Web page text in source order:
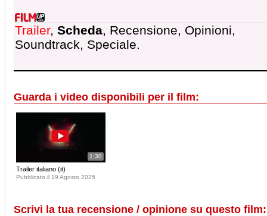
Trailer, Scheda, Recensione, Opinioni,
Soundtrack, Speciale.
Guarda i video disponibili per il film:
1:30
Trailer italiano (it)
Pubblicato il 19 Agosto 2025
Scrivi la tua recensione / opinione su questo